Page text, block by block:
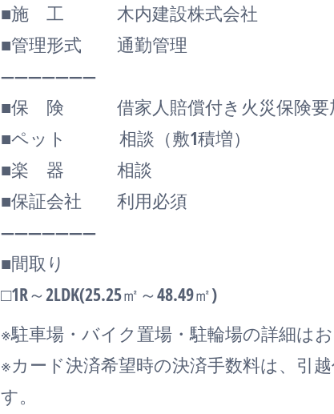
■施 工 木内建設株式会社
■管理形式 通勤管理
―――――――
■保 険 借家人賠償付き火災保険要
■ペット 相談（敷1積増）
■楽 器 相談
■保証会社 利用必須
―――――――
■間取り
□1R～2LDK(25.25㎡～48.49㎡)
※駐車場・バイク置場・駐輪場の詳細は
※カード決済希望時の決済手数料は、引
す。